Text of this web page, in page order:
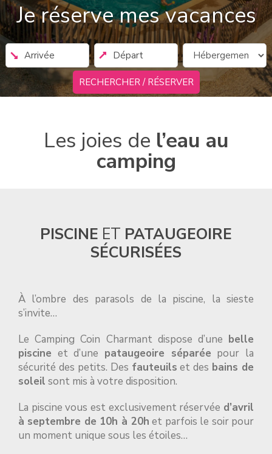
Je réserve mes vacances
RECHERCHER / RÉSERVER
Les joies de l’eau au
camping
PISCINE ET PATAUGEOIRE
SÉCURISÉES
À l’ombre des parasols de la piscine, la sieste
s’invite…
Le Camping Coin Charmant dispose d’une belle
piscine et d’une pataugeoire séparée pour la
sécurité des petits. Des fauteuils et des bains de
soleil sont mis à votre disposition.
La piscine vous est exclusivement réservée d’avril
à septembre de 10h à 20h et parfois le soir pour
un moment unique sous les étoiles…